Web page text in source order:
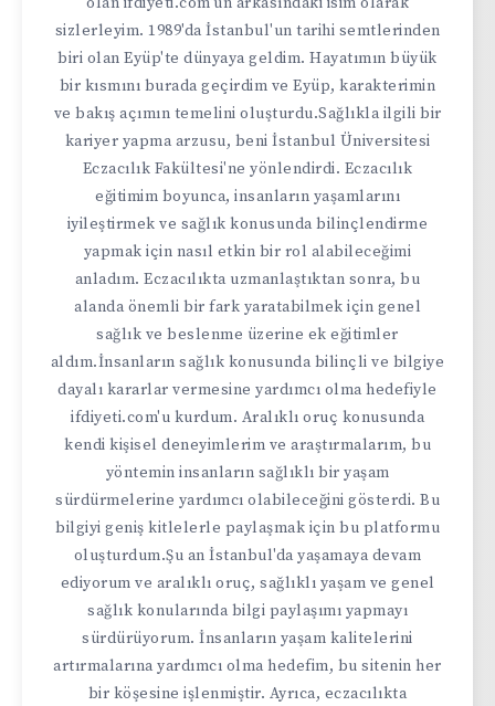
sizlerleyim. 1989'da İstanbul'un tarihi semtlerinden
biri olan Eyüp'te dünyaya geldim. Hayatımın büyük
bir kısmını burada geçirdim ve Eyüp, karakterimin
ve bakış açımın temelini oluşturdu.Sağlıkla ilgili bir
kariyer yapma arzusu, beni İstanbul Üniversitesi
Eczacılık Fakültesi'ne yönlendirdi. Eczacılık
eğitimim boyunca, insanların yaşamlarını
iyileştirmek ve sağlık konusunda bilinçlendirme
yapmak için nasıl etkin bir rol alabileceğimi
anladım. Eczacılıkta uzmanlaştıktan sonra, bu
alanda önemli bir fark yaratabilmek için genel
sağlık ve beslenme üzerine ek eğitimler
aldım.İnsanların sağlık konusunda bilinçli ve bilgiye
dayalı kararlar vermesine yardımcı olma hedefiyle
ifdiyeti.com'u kurdum. Aralıklı oruç konusunda
kendi kişisel deneyimlerim ve araştırmalarım, bu
yöntemin insanların sağlıklı bir yaşam
sürdürmelerine yardımcı olabileceğini gösterdi. Bu
bilgiyi geniş kitlelerle paylaşmak için bu platformu
oluşturdum.Şu an İstanbul'da yaşamaya devam
ediyorum ve aralıklı oruç, sağlıklı yaşam ve genel
sağlık konularında bilgi paylaşımı yapmayı
sürdürüyorum. İnsanların yaşam kalitelerini
artırmalarına yardımcı olma hedefim, bu sitenin her
bir köşesine işlenmiştir. Ayrıca, eczacılıkta